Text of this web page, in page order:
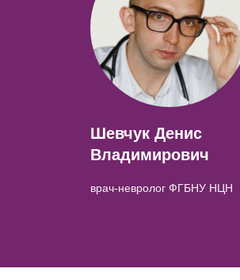
Шевчук Денис
Владимирович
врач-невролог ФГБНУ НЦН